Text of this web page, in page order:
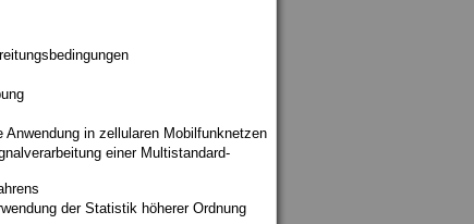
in zellularen Mobilfunknetzen
einer Multistandard-
der Statistik höherer Ordnung